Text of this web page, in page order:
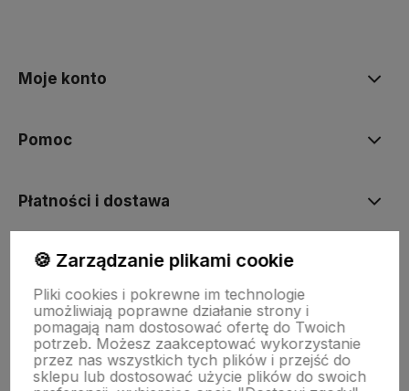
Moje konto
Pomoc
Płatności i dostawa
Informacje
O nas
🍪 Zarządzanie plikami cookie
Pliki cookies i pokrewne im technologie
umożliwiają poprawne działanie strony i
pomagają nam dostosować ofertę do Twoich
potrzeb. Możesz zaakceptować wykorzystanie
przez nas wszystkich tych plików i przejść do
sklepu lub dostosować użycie plików do swoich